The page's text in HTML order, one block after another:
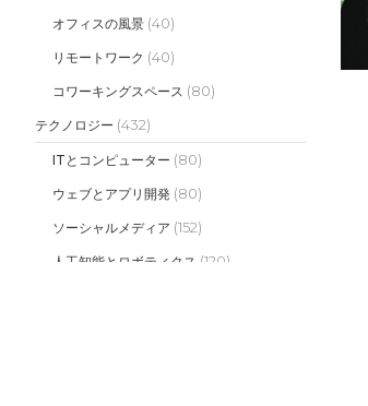
オフィスの風景 (40)
リモートワーク (40)
コワーキングスペース (80)
テクノロジー (432)
ITとコンピューター (80)
ウェブとアプリ開発 (80)
ソーシャルメディア (152)
人工知能とロボティクス (120)